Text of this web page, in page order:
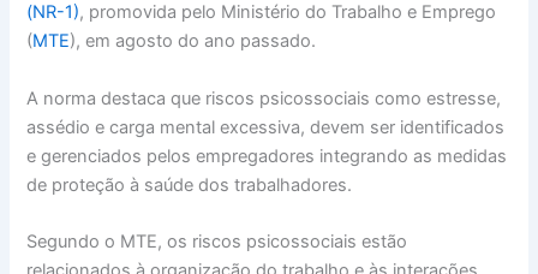
(NR-1), promovida pelo Ministério do Trabalho e Emprego
(MTE), em agosto do ano passado.
A norma destaca que riscos psicossociais como estresse,
assédio e carga mental excessiva, devem ser identificados
e gerenciados pelos empregadores integrando as medidas
de proteção à saúde dos trabalhadores.
Segundo o MTE, os riscos psicossociais estão